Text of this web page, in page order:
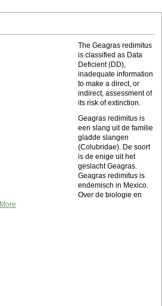
The Geagras redimitus
is classified as Data
Deficient (DD),
inadequate information
to make a direct, or
indirect, assessment of
its risk of extinction.
Geagras redimitus is
een slang uit de familie
gladde slangen
(Colubridae). De soort
is de enige uit het
geslacht Geagras.
Geagras redimitus is
endemisch in Mexico.
Over de biologie en
More